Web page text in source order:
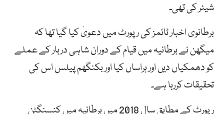
شیئر کی تھی۔
برطانوی اخبار ٹائمز کی رپورٹ میں دعویٰ کیا گیا تھا کہ
میگھن نے برطانیہ میں قیام کے دوران شاہی دربار کے عملے
کو دھمکیاں دیں اور ہراساں کیا اور بکنگھم پیلس اس کی
تحقیقات کررہا ہے۔
رپورٹ کے مطابق سال 2018 میں برطانیہ میں کنسنگٹن